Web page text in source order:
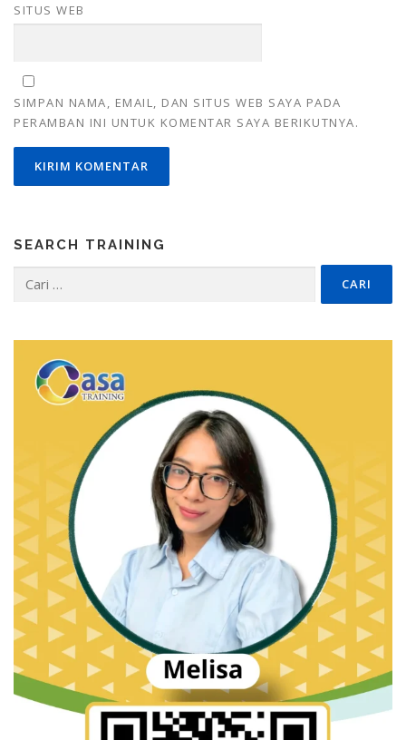
SITUS WEB
SIMPAN NAMA, EMAIL, DAN SITUS WEB SAYA PADA
PERAMBAN INI UNTUK KOMENTAR SAYA BERIKUTNYA.
SEARCH TRAINING
untuk: